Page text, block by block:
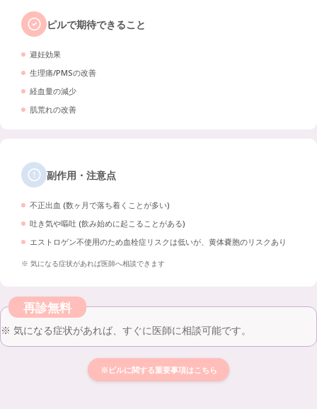
ピルで期待できること
避妊効果
生理痛/PMSの改善
経血量の減少
肌荒れの改善
副作用・注意点
不正出血 (数ヶ月で落ち着くことが多い)
吐き気や嘔吐 (飲み始めに起こることがある)
エストロゲン不使用のため血栓症リスクは低いが、黄体嚢胞のリスクあり
※ 気になる症状があれば医師へ相談できます
再診無料
※ 気になる症状があれば、すぐに医師に相談可能です。
※ピルに関する重要事項はこちら